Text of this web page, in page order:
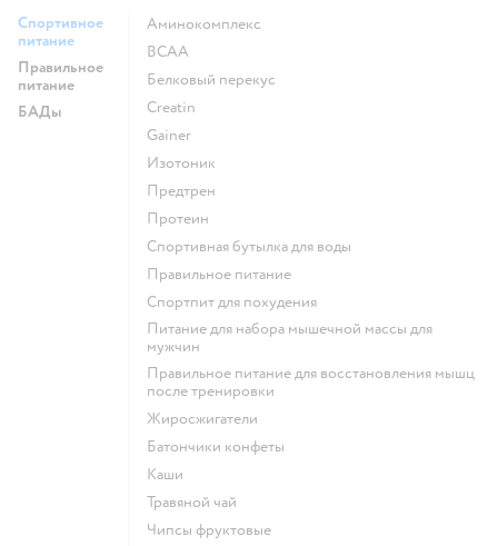
Спортивное
питание
Правильное
питание
БАДы
Аминокомплекс
BCAA
Белковый перекус
Creatin
Gainer
Изотоник
Предтрен
Протеин
Спортивная бутылка для воды
Правильное питание
Спортпит для похудения
Питание для набора мышечной массы для
мужчин
Правильное питание для восстановления мышц
после тренировки
Жиросжигатели
Батончики конфеты
Каши
Травяной чай
Чипсы фруктовые